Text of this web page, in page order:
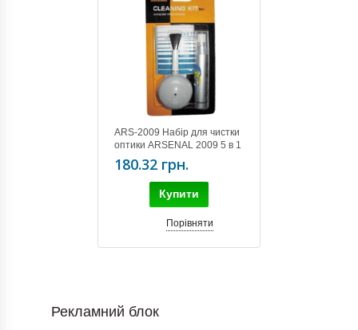
ARS-2009 Набір для чистки
оптики ARSENAL 2009 5 в 1
180.32 грн.
Купити
Порівняти
Рекламний блок